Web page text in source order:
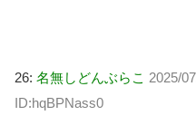
26: 名無しどんぶらこ 2025/
ID:hqBPNass0